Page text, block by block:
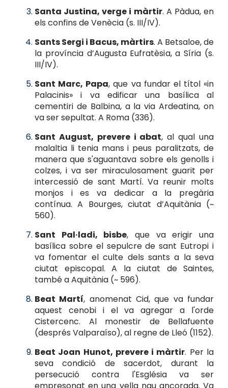
Santa Justina, verge i màrtir. A Pàdua, en
els confins de Venècia (s. III/IV).
Sants Sergi i Bacus, màrtirs. A Betsaloe, de
la província d’Augusta Eufratèsia, a Síria (s.
III/IV).
Sant Marc, Papa, que va fundar el títol «in
Palacinis» i va edificar una basílica al
cementiri de Balbina, a la via Ardeatina, on
va ser sepultat. A Roma (336).
Sant August, prevere i abat, al qual una
malaltia li tenia mans i peus paralitzats, de
manera que s'aguantava sobre els genolls i
colzes, i va ser miraculosament guarit per
intercessió de sant Martí. Va reunir molts
monjos i es va dedicar a la pregària
contínua. A Bourges, ciutat d’Aquitània (~
560).
Sant Pal·ladi, bisbe, que va erigir una
basílica sobre el sepulcre de sant Eutropi i
va fomentar el culte dels sants a la seva
ciutat episcopal. A la ciutat de Saintes,
també a Aquitània (~ 596).
Beat Martí, anomenat Cid, que va fundar
aquest cenobi i el va agregar a l'orde
Cistercenc. Al monestir de Bellafuente
(després Valparaíso), al regne de Lleó (1152).
Beat Joan Hunot, prevere i màrtir. Per la
seva condició de sacerdot, durant la
persecució contra l'Església va ser